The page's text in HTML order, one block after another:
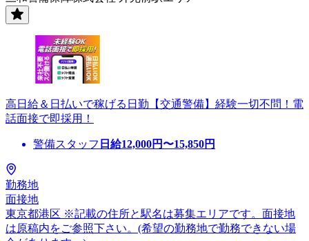
高日給＆日払いで稼げる日勤【交通警備】経験一切不問！電
話面接で即採用！
警備スタッフ 日給12,000円〜15,850円
勤務地
面接地
東京都港区 ※記載の住所と駅名は募集エリアです。面接地
は原稿内をご参照下さい。(希望の勤務地で勤務できない場